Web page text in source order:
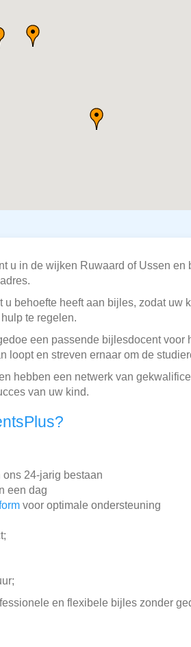
u in de wijken Ruwaard of Ussen en
behoefte heeft aan bijles, zodat uw
te regelen.
een passende bijlesdocent voor
en streven ernaar om de
hebben een netwerk van
van uw kind.
24-jarig bestaan
een dag
voor optimale ondersteuning
en flexibele bijles zonder